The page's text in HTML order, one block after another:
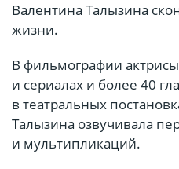
Валентина Талызина
жизни.
В фильмографии
и сериалах и более 40
в театральных
Талызина озвучивала
и мультипликаций.